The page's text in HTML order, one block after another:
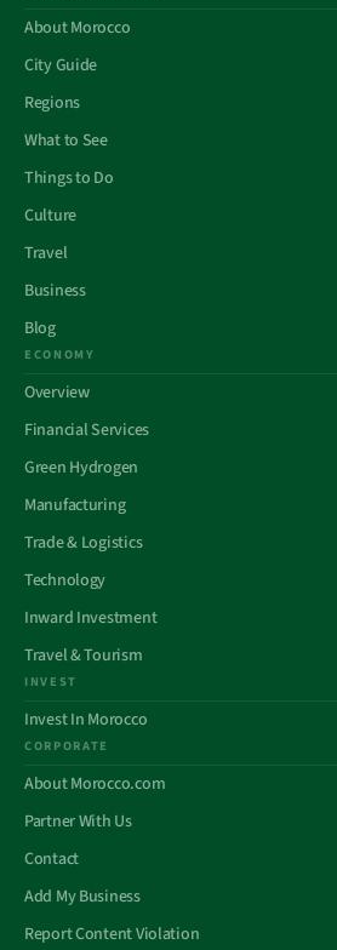
About Morocco
City Guide
Regions
What to See
Things to Do
Culture
Travel
Business
Blog
ECONOMY
Overview
Financial Services
Green Hydrogen
Manufacturing
Trade & Logistics
Technology
Inward Investment
Travel & Tourism
INVEST
Invest In Morocco
CORPORATE
About Morocco.com
Partner With Us
Contact
Add My Business
Report Content Violation